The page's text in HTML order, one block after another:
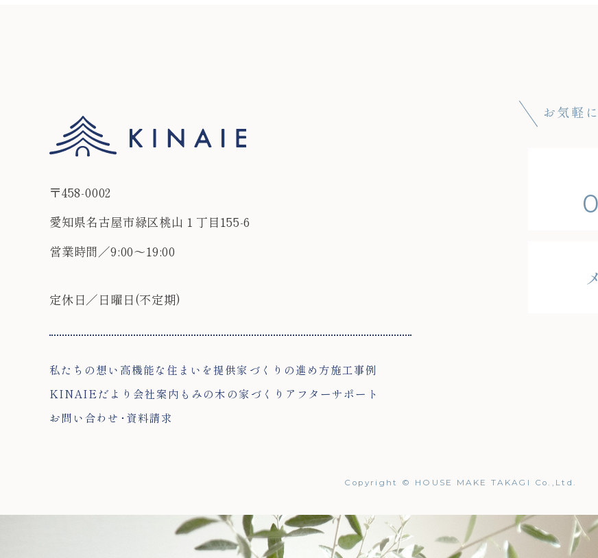
〒458-0002
愛知県名古屋市緑区桃山１丁目155-6
営業時間／9:00～19:00
定休日／日曜日(不定期)
私たちの想い 高機能な住まいを提供家づくりの進め方施工事例
KINAIEだより 会社案内 もみの木の家づくり アフターサポート
お問い合わせ･資料請求
お気軽
Copyright © HOUSE MAKE TAKAGI Co.,Ltd.